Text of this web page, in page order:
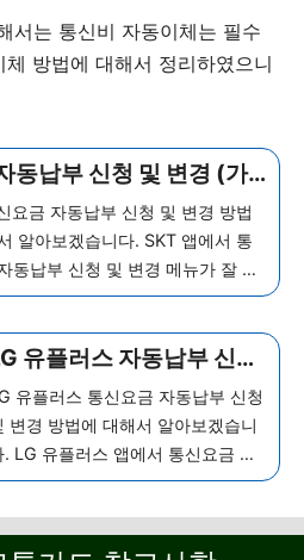
서는 통신비 자동이체는 필수
방법에 대해서 정리하였으니
동납부 신청 및 변경 (가
방법)
요금 자동납부 신청 및 변경 방법
알아보겠습니다. SKT 앱에서 통
동납부 신청 및 변경 메뉴가 잘 보
서 해당 메뉴 찾기가 쉽지 않습니
운 방법으로 간단하게 알아보도록
유플러스 자동납부 신청
변경 (가장 쉬운 방법)
유플러스 통신요금 자동납부 신청
변경 방법에 대해서 알아보겠습니
. LG 유플러스 앱에서 통신요금 자
납부 신청 및 변경 메뉴가 잘 보이지
. 이번 글에서는 LG 유플러스 자동